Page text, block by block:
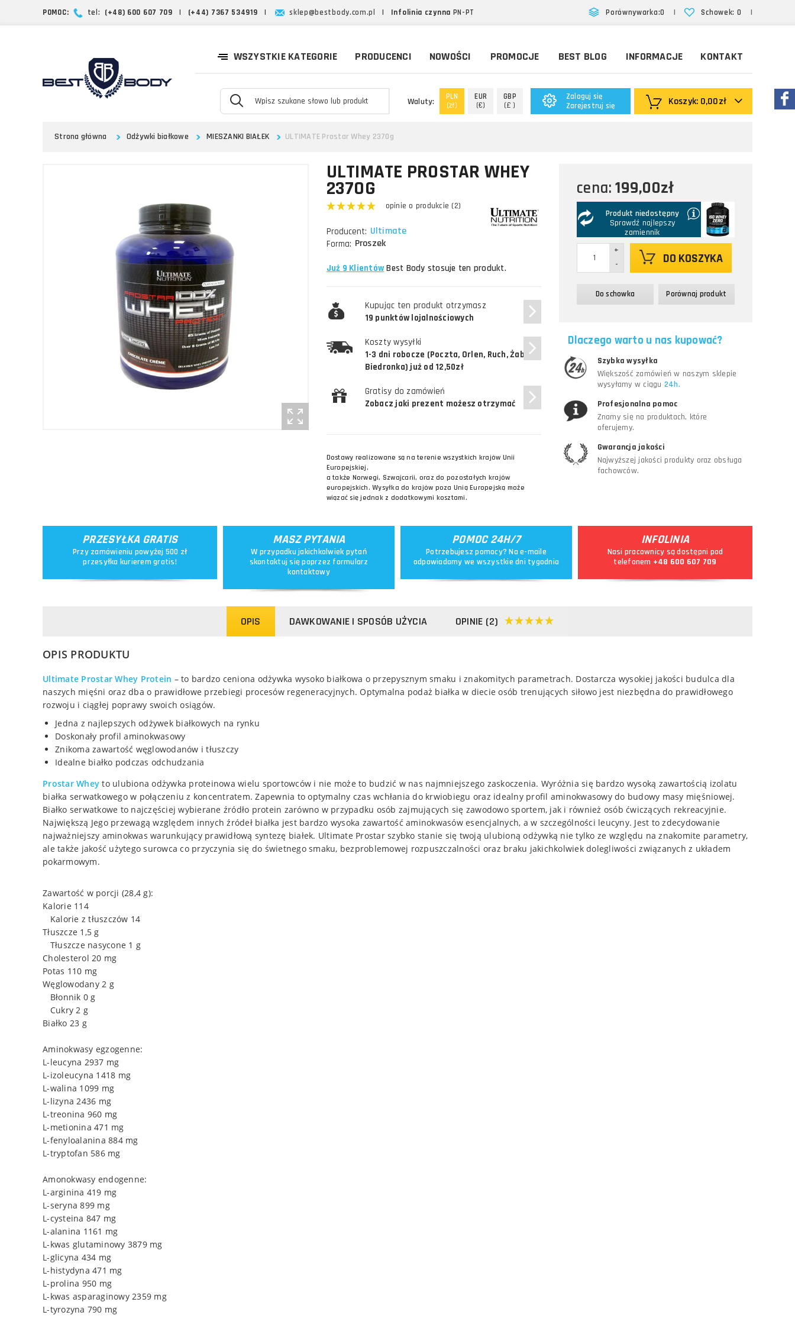
Schowek: 0 |
Porównywarka:0 |
POMOC: tel: (+48) 600 607 709 | (+44) 7367 534919 | sklep@bestbody.com.pl | Infolinia czynna PN-PT
WSZYSTKIE KATEGORIE PRODUCENCI NOWOŚCI PROMOCJE BEST BLOG INFORMACJE KONTAKT
Koszyk: 0,00zł
Zaloguj się
Zarejestruj się
Waluty:
PLN
(zł)
EUR
(€)
GBP
(£ )
Strona główna Odżywki białkowe MIESZANKI BIAŁEK ULTIMATE Prostar Whey 2370g
ULTIMATE PROSTAR WHEY
2370G
opinie o produkcie (2)
Producent: Ultimate
Forma: Proszek
Już 9 Klientów Best Body stosuje ten produkt.
Kupując ten produkt otrzymasz
19 punktów lojalnościowych
Koszty wysyłki
1-3 dni robocze (Poczta, Orlen, Ruch, Żabka,
Biedronka) już od 12,50zł
Gratisy do zamówień
Zobacz jaki prezent możesz otrzymać
Dostawy realizowane są na terenie wszystkich krajów Unii
Europejskiej,
a także Norwegi, Szwajcarii, oraz do pozostałych krajów
europejskich. Wysyłka do krajów poza Unią Europejską może
wiązać się jednak z dodatkowymi kosztami.
cena: 199,00zł
Produkt niedostępny
Sprawdź najlepszy
zamiennik
-
+
DO KOSZYKA
Do schowka Porównaj produkt
Dlaczego warto u nas kupować?
Szybka wysyłka
Większość zamówień w naszym sklepie
wysyłamy w ciągu 24h.
Profesjonalna pomoc
Znamy się na produktach, które
oferujemy.
Gwarancja jakości
Najwyższej jakości produkty oraz obsługa
fachowców.
PRZESYŁKA GRATIS
Przy zamówieniu powyżej 500 zł
przesyłka kurierem gratis!
MASZ PYTANIA
W przypadku jakichkolwiek pytań
skontaktuj się poprzez formularz
kontaktowy
POMOC 24H/7
Potrzebujesz pomocy? Na e-maile
odpowiadamy we wszystkie dni tygodnia
INFOLINIA
Nasi pracownicy są dostępni pod
telefonem +48 600 607 709
OPIS DAWKOWANIE I SPOSÓB UŻYCIA OPINIE (2)
OPIS PRODUKTU
Ultimate Prostar Whey Protein – to bardzo ceniona odżywka wysoko białkowa o przepysznym smaku i znakomitych parametrach. Dostarcza wysokiej jakości budulca dla
naszych mięśni oraz dba o prawidłowe przebiegi procesów regeneracyjnych. Optymalna podaż białka w diecie osób trenujących siłowo jest niezbędna do prawidłowego
rozwoju i ciągłej poprawy swoich osiągów.
Jedna z najlepszych odżywek białkowych na rynku
Doskonały profil aminokwasowy
Znikoma zawartość węglowodanów i tłuszczy
Idealne białko podczas odchudzania
Prostar Whey to ulubiona odżywka proteinowa wielu sportowców i nie może to budzić w nas najmniejszego zaskoczenia. Wyróżnia się bardzo wysoką zawartością izolatu
białka serwatkowego w połączeniu z koncentratem. Zapewnia to optymalny czas wchłania do krwiobiegu oraz idealny profil aminokwasowy do budowy masy mięśniowej.
Białko serwatkowe to najczęściej wybierane źródło protein zarówno w przypadku osób zajmujących się zawodowo sportem, jak i również osób ćwiczących rekreacyjnie.
Największą Jego przewagą względem innych źródeł białka jest bardzo wysoka zawartość aminokwasów esencjalnych, a w szczególności leucyny. Jest to zdecydowanie
najważniejszy aminokwas warunkujący prawidłową syntezę białek. Ultimate Prostar szybko stanie się twoją ulubioną odżywką nie tylko ze względu na znakomite parametry,
ale także jakość użytego surowca co przyczynia się do świetnego smaku, bezproblemowej rozpuszczalności oraz braku jakichkolwiek dolegliwości związanych z układem
pokarmowym.
Zawartość w porcji (28,4 g):
Kalorie 114
Kalorie z tłuszczów 14
Tłuszcze 1,5 g
Tłuszcze nasycone 1 g
Cholesterol 20 mg
Potas 110 mg
Węglowodany 2 g
Błonnik 0 g
Cukry 2 g
Białko 23 g
Aminokwasy egzogenne:
L-leucyna 2937 mg
L-izoleucyna 1418 mg
L-walina 1099 mg
L-lizyna 2436 mg
L-treonina 960 mg
L-metionina 471 mg
L-fenyloalanina 884 mg
L-tryptofan 586 mg
Amonokwasy endogenne:
L-arginina 419 mg
L-seryna 899 mg
L-cysteina 847 mg
L-alanina 1161 mg
L-kwas glutaminowy 3879 mg
L-glicyna 434 mg
L-histydyna 471 mg
L-prolina 950 mg
L-kwas asparaginowy 2359 mg
L-tyrozyna 790 mg